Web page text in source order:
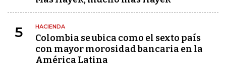
5 HACIENDA
Colombia se ubica como el sexto país
con mayor morosidad bancaria en la
América Latina